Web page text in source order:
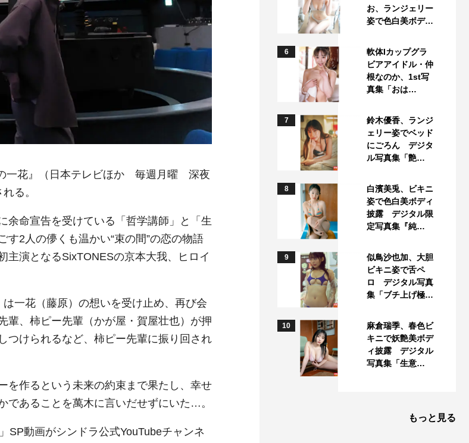
一花』（日本テレビほか 毎週月曜 深夜
る。
余命宣告を受けている「哲学講師」と「生
2人の儚くも温かい“束の間”の恋の物語
主演となるSixTONESの京本大我、ヒロイ
一花（藤原）の想いを受け止め、再び会
輩、柿ピー先輩（かが屋・賀屋壮也）が押
つけられるなど、柿ピー先輩に振り回され
を作るという未来の約束まで果たし、幸せ
であることを萬木に言いだせずにいた…。
SP動画がシンドラ公式YouTubeチャンネ
お、ランジェリー
姿で色白美ボデ…
6
軟体Iカップグラ
ビアアイドル・仲
根なのか、1st写
真集「おは…
7
鈴木優香、ランジ
ェリー姿でベッド
にごろん デジタ
ル写真集「艶…
8
白濱美兎、ビキニ
姿で色白美ボディ
披露 デジタル限
定写真集『純…
9
似鳥沙也加、大胆
ビキニ姿で舌ペ
ロ デジタル写真
集「ブチ上げ極…
10
麻倉瑞季、春色ビ
キニで妖艶美ボデ
ィ披露 デジタル
写真集「生意…
もっと見る